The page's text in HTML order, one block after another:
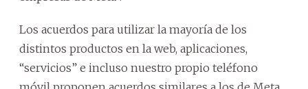
Los acuerdos para utilizar la mayoría de los
distintos productos en la web, aplicaciones,
“servicios” e incluso nuestro propio teléfono